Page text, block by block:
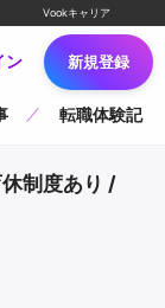
Vookキャリア
ン 新規登録
転職体験記
制度あり /